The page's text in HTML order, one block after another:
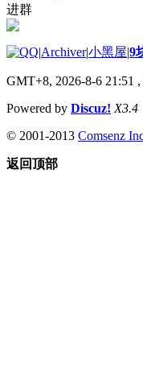
进群
|Archiver|小黑屋|9
GMT+8, 2026-8-6 21:51
Powered by Discuz! X3.4
© 2001-2013 Comsenz
返回顶部